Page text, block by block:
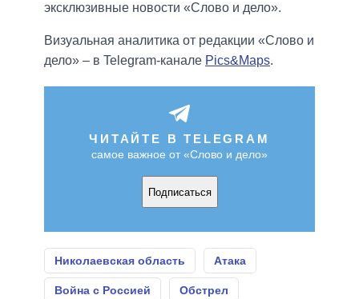
эксклюзивные новости «Слово и дело».
Визуальная аналитика от редакции «Слово и
дело» – в Telegram-канале Pics&Maps.
ЧИТАЙТЕ В TELEGRAM
самое важное от «Слово и дело»
Подписаться
Николаевская область Атака
Война с Россией Обстрел